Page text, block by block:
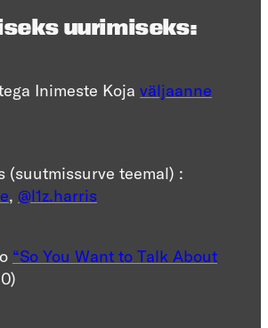
uurimiseks:
Inimeste Koja väljaanne
(suutmissurve teemal) :
, @l1z.harris
“So You Want to Talk About